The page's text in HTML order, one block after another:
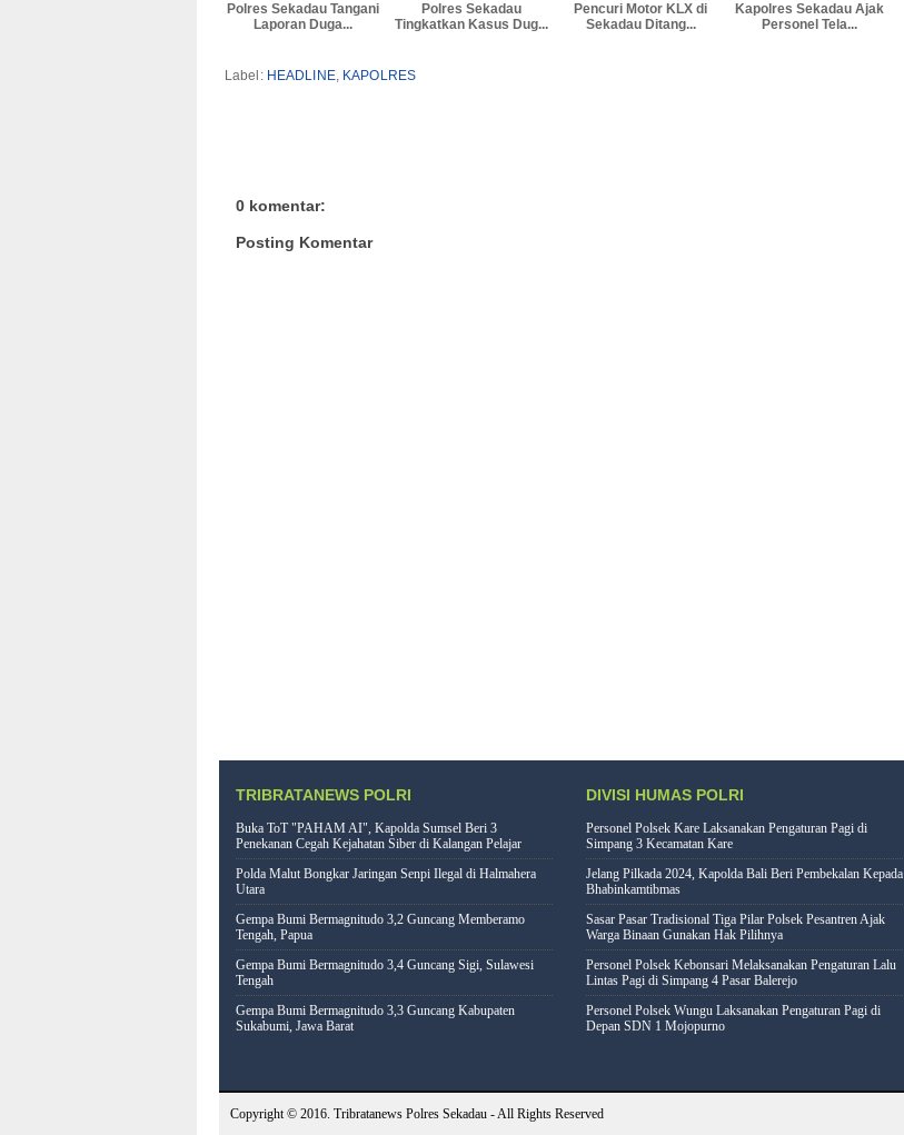
Polres Sekadau Tangani
Laporan Duga...
Polres Sekadau
Tingkatkan Kasus Dug...
Pencuri Motor KLX di
Sekadau Ditang...
Kapolres Sekadau Ajak
Personel Tela...
Label: HEADLINE, KAPOLRES
0 komentar:
Posting Komentar
TRIBRATANEWS POLRI
Buka ToT "PAHAM AI", Kapolda Sumsel Beri 3
Penekanan Cegah Kejahatan Siber di Kalangan Pelajar
Polda Malut Bongkar Jaringan Senpi Ilegal di Halmahera
Utara
Gempa Bumi Bermagnitudo 3,2 Guncang Memberamo
Tengah, Papua
Gempa Bumi Bermagnitudo 3,4 Guncang Sigi, Sulawesi
Tengah
Gempa Bumi Bermagnitudo 3,3 Guncang Kabupaten
Sukabumi, Jawa Barat
DIVISI HUMAS POLRI
Personel Polsek Kare Laksanakan Pengaturan Pagi di
Simpang 3 Kecamatan Kare
Jelang Pilkada 2024, Kapolda Bali Beri Pembekalan Kepada
Bhabinkamtibmas
Sasar Pasar Tradisional Tiga Pilar Polsek Pesantren Ajak
Warga Binaan Gunakan Hak Pilihnya
Personel Polsek Kebonsari Melaksanakan Pengaturan Lalu
Lintas Pagi di Simpang 4 Pasar Balerejo
Personel Polsek Wungu Laksanakan Pengaturan Pagi di
Depan SDN 1 Mojopurno
Copyright © 2016. Tribratanews Polres Sekadau - All Rights Reserved